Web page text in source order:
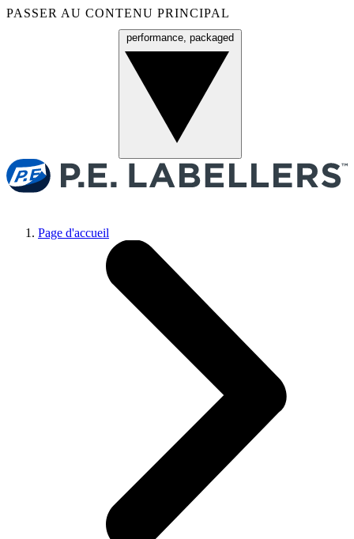
PASSER AU CONTENU PRINCIPAL
performance, packaged
Page d'accueil